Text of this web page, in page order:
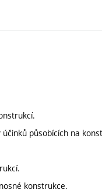
působících na
konstrukce.